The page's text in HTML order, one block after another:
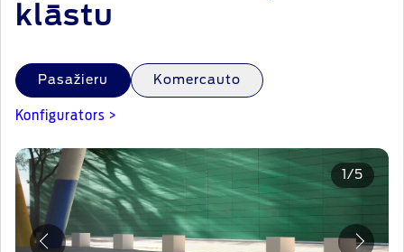
klāstu
Pasažieru Komercauto
Konfigurators >
/ 5